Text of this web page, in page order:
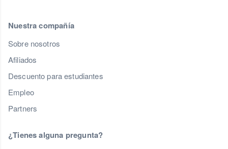
Nuestra compañía
Sobre nosotros
Afiliados
Descuento para estudiantes
Empleo
Partners
¿Tienes alguna pregunta?